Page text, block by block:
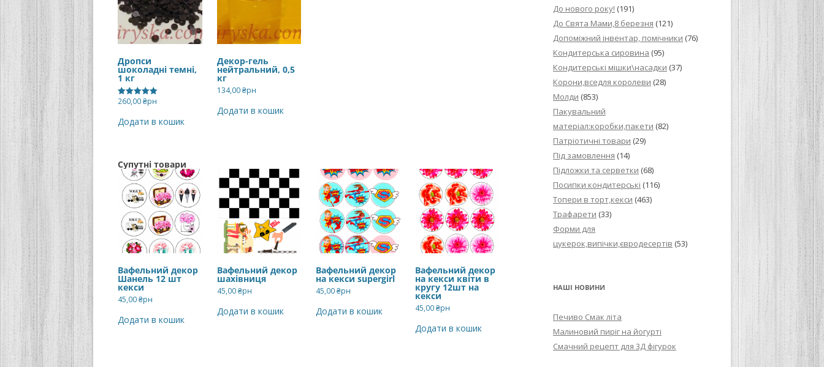
Дропси
шоколадні темні,
1 кг
Оцінено в
260,00₴рн
Додати в кошик
Декор-гель
нейтральний, 0,5
кг
134,00₴рн
Додати в кошик
Супутні товари
Вафельний декор
Шанель 12 шт
кекси
45,00₴рн
Додати в кошик
Вафельний декор
шахівниця
45,00₴рн
Додати в кошик
Вафельний декор
на кекси supergirl
45,00₴рн
Додати в кошик
Вафельний декор
на кекси квіти в
кругу 12шт на
кекси
45,00₴рн
Додати в кошик
До нового року! (191)
До Свята Мами,8 березня (121)
Допоміжний інвентар, помічники (76)
Кондитерська сировина (95)
Кондитерські мішки\насадки (37)
Корони,вседля королеви (28)
Молди (853)
Пакувальний
матеріал:коробки,пакети (82)
Патріотичні товари (29)
Під замовлення (14)
Підложки та серветки (68)
Посипки кондитерські (116)
Топери в торт,кекси (463)
Трафарети (33)
Форми для
цукерок,випічки,євродесертів (53)
НАШІ НОВИНИ
Печиво Смак літа
Малиновий пиріг на йогурті
Смачний рецепт для 3Д фігурок